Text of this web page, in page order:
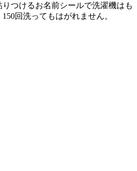
つけるお名前シールで洗濯機はも
回洗ってもはがれません。